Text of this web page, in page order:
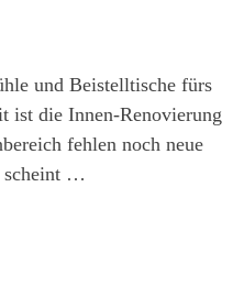
und Beistelltische fürs
ist die Innen-Renovierung
fehlen noch neue
scheint …